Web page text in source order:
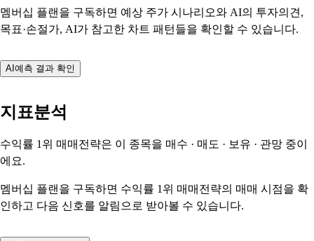
멤버십 플랜을 구독하면 예상 주가 시나리오와 AI의 투자의견,
목표·손절가, AI가 참고한 차트 패턴들을 확인할 수 있습니다.
AI예측 결과 확인
지표분석
수익률 1위 매매전략은 이 종목을 매수 · 매도 · 보유 · 관망 중이
에요.
멤버십 플랜을 구독하면 수익률 1위 매매전략의 매매 시점을 확
인하고 다음 신호를 알림으로 받아볼 수 있습니다.